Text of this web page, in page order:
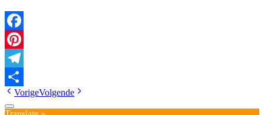
Facebook
Pinterest
Telegram
Delen
VorigeVolgende